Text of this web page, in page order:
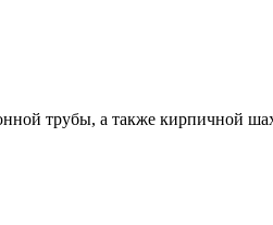
трубы, а также кирпичной